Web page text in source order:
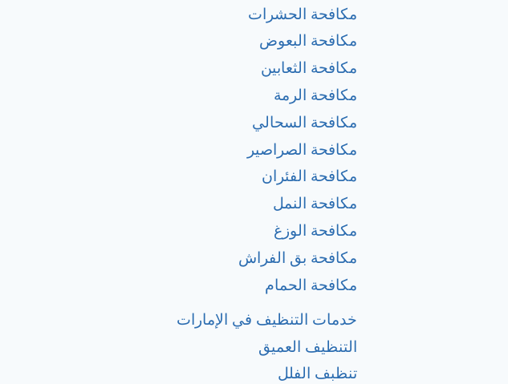
مكافحة الحشرات
مكافحة البعوض
مكافحة الثعابين
مكافحة الرمة
مكافحة السحالي
مكافحة الصراصير
مكافحة الفئران
مكافحة النمل
مكافحة الوزغ
مكافحة بق الفراش
مكافحة الحمام
خدمات التنظيف في الإمارات
التنظيف العميق
تنظبف الفلل